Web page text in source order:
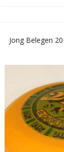
Jong Belegen